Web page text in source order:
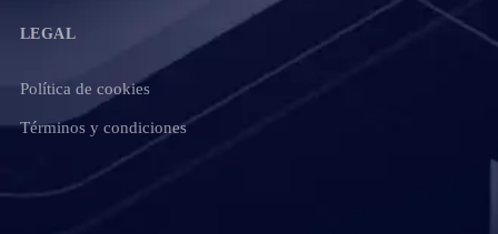
LEGAL
Política de cookies
Términos y condiciones